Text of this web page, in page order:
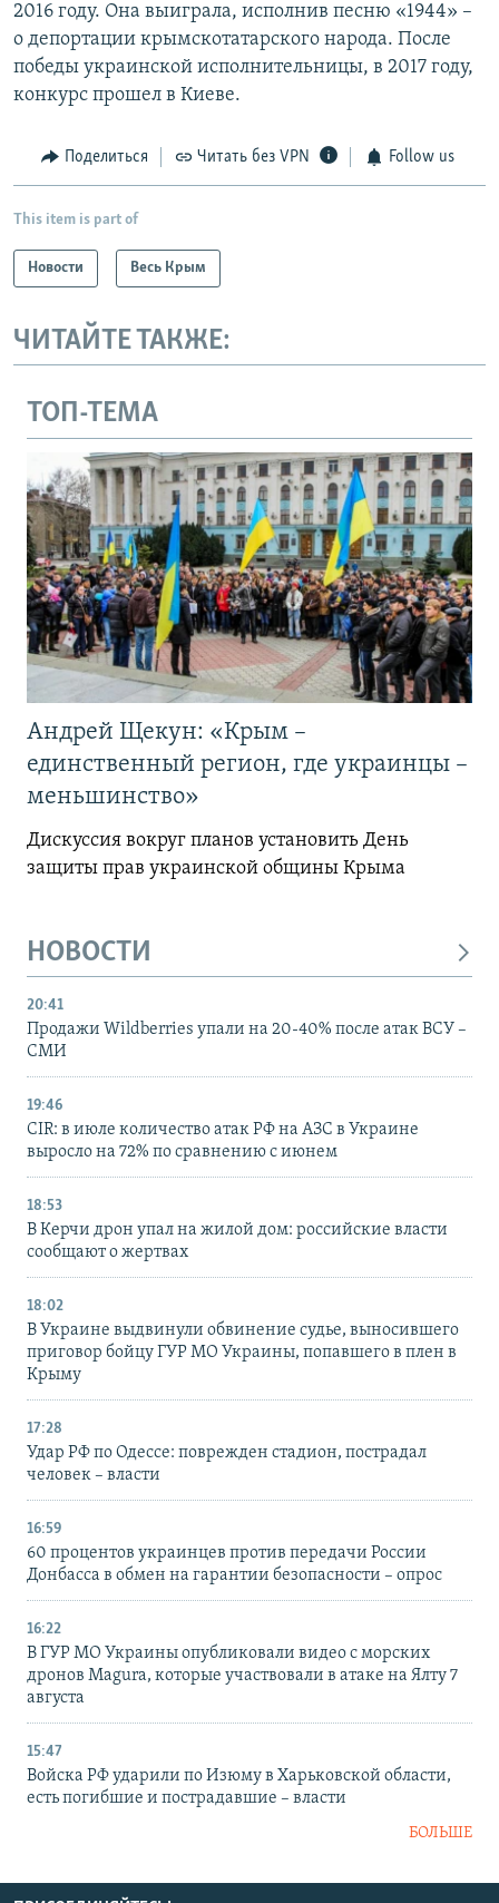
2016 году. Она выиграла, исполнив песню «1944» –
о депортации крымскотатарского народа. После
победы украинской исполнительницы, в 2017 году,
конкурс прошел в Киеве.
Поделиться Читать без VPN Follow us
This item is part of
Новости Весь Крым
ЧИТАЙТЕ ТАКЖЕ:
ТОП-ТЕМА
Андрей Щекун: «Крым –
единственный регион, где украинцы –
меньшинство»
Дискуссия вокруг планов установить День
защиты прав украинской общины Крыма
НОВОСТИ
20:41
Продажи Wildberries упали на 20-40% после атак ВСУ –
СМИ
19:46
CIR: в июле количество атак РФ на АЗС в Украине
выросло на 72% по сравнению с июнем
18:53
В Керчи дрон упал на жилой дом: российские власти
сообщают о жертвах
18:02
В Украине выдвинули обвинение судье, выносившего
приговор бойцу ГУР МО Украины, попавшего в плен в
Крыму
17:28
Удар РФ по Одессе: поврежден стадион, пострадал
человек – власти
16:59
60 процентов украинцев против передачи России
Донбасса в обмен на гарантии безопасности – опрос
16:22
В ГУР МО Украины опубликовали видео с морских
дронов Magura, которые участвовали в атаке на Ялту 7
августа
15:47
Войска РФ ударили по Изюму в Харьковской области,
есть погибшие и пострадавшие – власти
БОЛЬШЕ